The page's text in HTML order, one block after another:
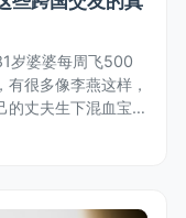
岁婆婆每周飞500
很多像李燕这样，
的丈夫生下混血宝宝